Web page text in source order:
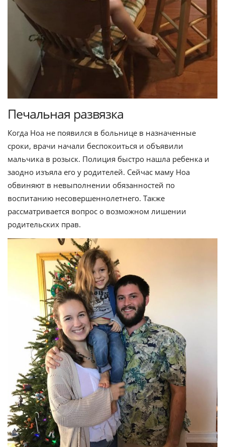
Печальная развязка
Когда Ноа не появился в больнице в назначенные
сроки, врачи начали беспокоиться и объявили
мальчика в розыск. Полиция быстро нашла ребенка и
заодно изъяла его у родителей. Сейчас маму Ноа
обвиняют в невыполнении обязанностей по
воспитанию несовершеннолетнего. Также
рассматривается вопрос о возможном лишении
родительских прав.